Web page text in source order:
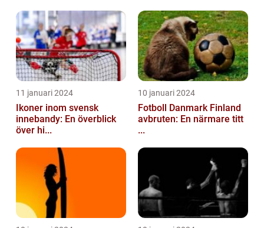
11 januari 2024
Ikoner inom svensk
innebandy: En överblick
över hi...
10 januari 2024
Fotboll Danmark Finland
avbruten: En närmare titt
...